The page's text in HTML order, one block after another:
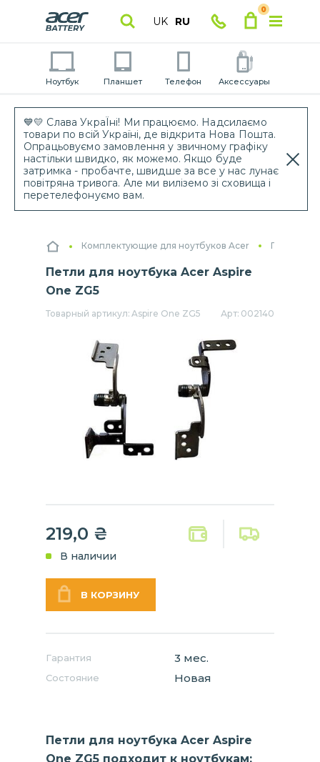
💙💛 Слава УкраЇні! Ми працюємо. Надсилаємо
товари по всій Україні, де відкрита Нова Пошта.
Опрацьовуємо замовлення у звичному графіку
настільки швидко, як можемо. Якщо буде
затримка - пробачте, швидше за все у нас лунає
повітряна тривога. Але ми виліземо зі сховища і
перетелефонуємо вам.
UK RU
0
Ноутбук Планшет Телефон Аксессуары
Комплектующие для ноутбуков Acer Петли для
Петли для ноутбука Acer Aspire
One ZG5
Товарный артикул: Aspire One ZG5 Арт: 002140
219,0 ₴
В наличии
Гарантия 3 мес.
Состояние Новая
Петли для ноутбука Acer Aspire
One ZG5 подходит к ноутбукам: